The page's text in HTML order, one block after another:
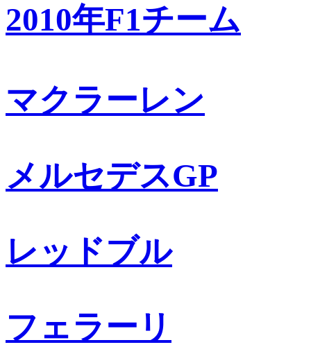
2010年F1チーム
マクラーレン
メルセデスGP
レッドブル
フェラーリ